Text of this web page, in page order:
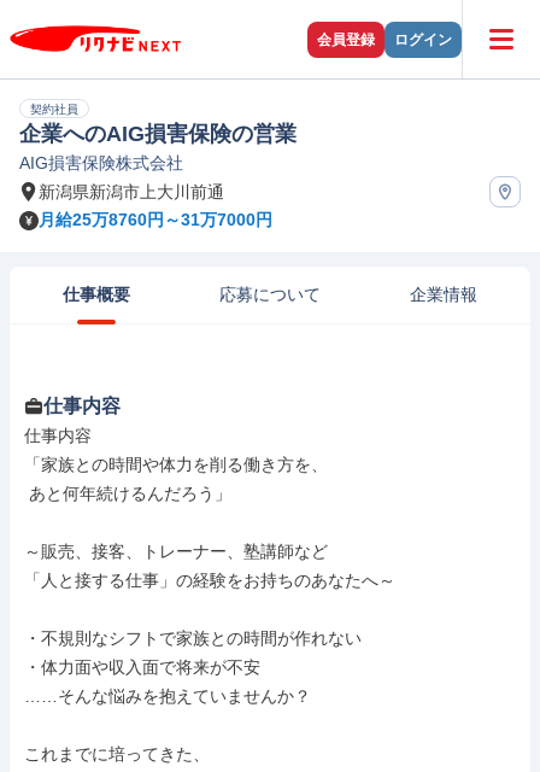
会員登録 ログイン
契約社員
企業へのAIG損害保険の営業
AIG損害保険株式会社
新潟県新潟市上大川前通
月給25万8760円～31万7000円
仕事概要 応募について 企業情報
仕事内容
仕事内容
「家族との時間や体力を削る働き方を、
～販売、接客、トレーナー、塾講師など
「人と接する仕事」の経験をお持ちのあなたへ～
・不規則なシフトで家族との時間が作れない
・体力面や収入面で将来が不安
……そんな悩みを抱えていませんか？
これまでに培ってきた、